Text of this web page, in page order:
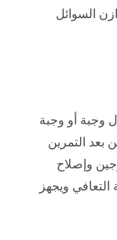
السوائل
وجبة أو وجبة
بعد التمرين
وإصلاح
التعافي ويجهز